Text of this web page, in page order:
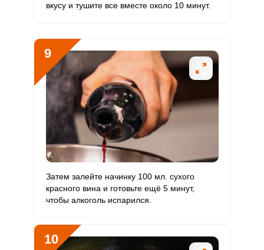
вкусу и тушите все вместе около 10 минут.
9
Затем залейте начинку 100 мл. сухого
красного вина и готовьте ещё 5 минут,
чтобы алкоголь испарился.
10
ВХОД НА САЙТ РЕГИСТРАЦИЯ
Войдите
1 ИЗ 20
Сообщить об ошибке